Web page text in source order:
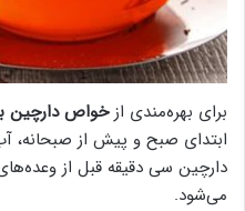
برای بهره‌مندی ازخواص دارچین
ابتدای صبح و پیش از صبحانه،
دارچین سی دقیقه قبل از
می‌شود.